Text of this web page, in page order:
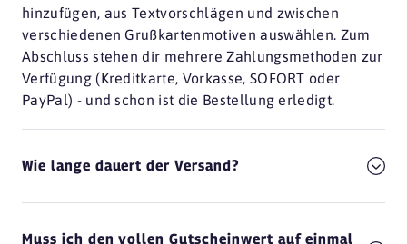
hinzufügen, aus Textvorschlägen und zwischen
verschiedenen Grußkartenmotiven auswählen. Zum
Abschluss stehen dir mehrere Zahlungsmethoden zur
Verfügung (Kreditkarte, Vorkasse, SOFORT oder
PayPal) - und schon ist die Bestellung erledigt.
Wie lange dauert der Versand?
Muss ich den vollen Gutscheinwert auf einmal